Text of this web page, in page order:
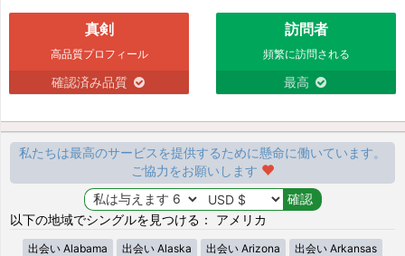
真剣
高品質プロフィール
確認済み品質
訪問者
頻繁に訪問される
最高
私たちは最高のサービスを提供するために懸命に働いています。
ご協力をお願いします
以下の地域でシングルを見つける： アメリカ
出会い Alabama 出会い Alaska 出会い Arizona 出会い Arkansas